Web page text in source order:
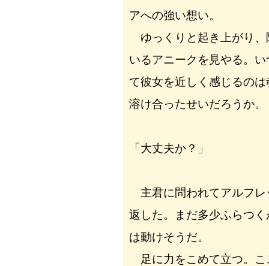
アへの強い想い。
ゆっくりと起き上がり、
いるアニークを見やる。
て彼女を近しく感じるの
溶け合ったせいだろうか。
「大丈夫か？」
主君に問われてアルフレ
返した。まだ多少ふらつ
は動けそうだ。
足に力をこめて立つ。こ